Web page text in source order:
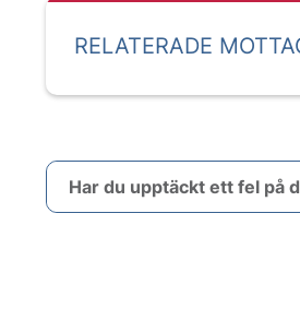
RELATERADE
Har du upptäckt ett fel på